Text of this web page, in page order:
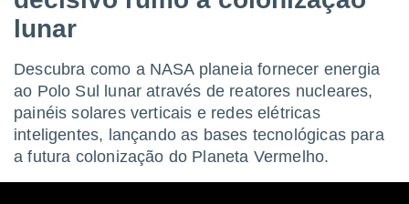
fornecidas
das
e
forma
lunar
Descubra como a NASA planeia fornecer energia
ao Polo Sul lunar através de reatores nucleares,
painéis solares verticais e redes elétricas
inteligentes, lançando as bases tecnológicas para
a futura colonização do Planeta Vermelho.